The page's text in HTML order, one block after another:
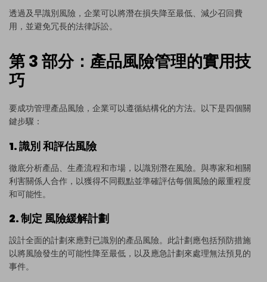
透過及早識別風險，企業可以將潛在損失降至最低、減少召回費
用，並避免冗長的法律訴訟。
第 3 部分：產品風險管理的實用技
巧
要成功管理產品風險，企業可以遵循結構化的方法。以下是四個關
鍵步驟：
1. 識別和評估風險
徹底分析產品、生產流程和市場，以識別潛在風險。與專家和相關
利害關係人合作，以獲得不同觀點並準確評估每個風險的嚴重程度
和可能性。
2. 制定風險緩解計劃
設計全面的計劃來應對已識別的產品風險。此計劃應包括預防措施
以將風險發生的可能性降至最低，以及應急計劃來處理無法預見的
事件。